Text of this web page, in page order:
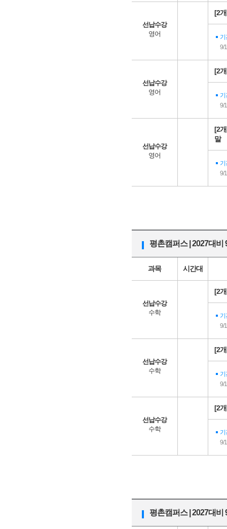
선납수강
영어
[2
기
9/
선납수강
영어
[2
기
9/
선납수강
영어
[2
말
기
9/
평촌캠퍼스 | 2027대비
과목 시간대
선납수강
수학
[2
기
9/
선납수강
수학
[2
기
9/
선납수강
수학
[2
기
9/
평촌캠퍼스 | 2027대